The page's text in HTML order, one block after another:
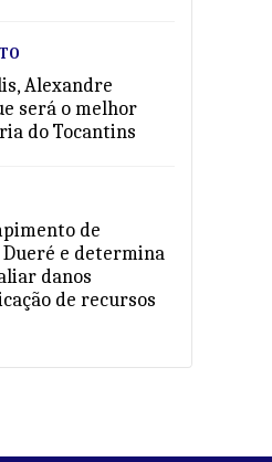
Alexandre
será o melhor
do Tocantins
de
e determina
danos
de recursos